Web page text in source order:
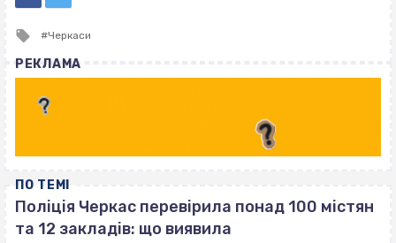
Tagged
Черкаси
РЕКЛАМА
ПО ТЕМІ
Поліція Черкас перевірила понад 100 містян
та 12 закладів: що виявила